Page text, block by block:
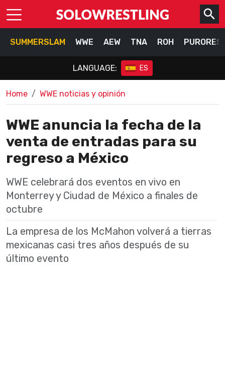
SUMMERSLAM WWE AEW TNA ROH
LANGUAGE: ES
Home WWE noticias y opinión
WWE anuncia la fecha de la
venta de entradas para su
regreso a México
WWE celebrará dos eventos en vivo en
Monterrey y Ciudad de México a finales de
octubre
La empresa de los McMahon volverá a tierras
mexicanas casi tres años después de su
último evento